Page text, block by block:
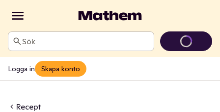
Sök
Logga in Skapa konto
Recept